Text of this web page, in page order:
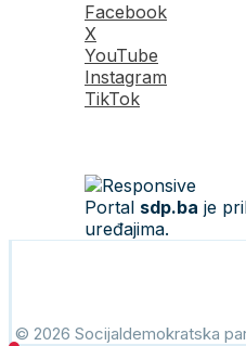
Facebook
X
YouTube
Instagram
TikTok
Portal sdp.ba je
uređajima.
© 2026 Socijaldemokratska